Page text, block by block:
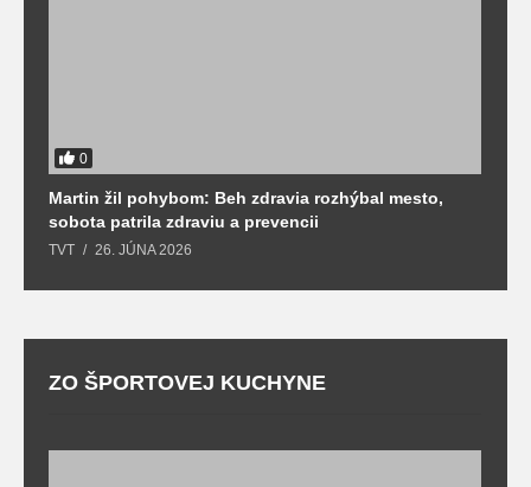
0
Martin žil pohybom: Beh zdravia rozhýbal mesto,
sobota patrila zdraviu a prevencii
TVT 26. JÚNA 2026
ZO ŠPORTOVEJ KUCHYNE